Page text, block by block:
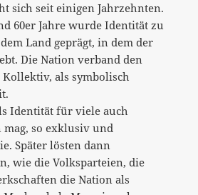
sich seit einigen Jahrzehnten.
60er Jahre wurde Identität zu
Land geprägt, in dem der
Die Nation verband den
als symbolisch
Identität für viele auch
so exklusiv und
Später lösten dann
wie die Volksparteien, die
die Nation als